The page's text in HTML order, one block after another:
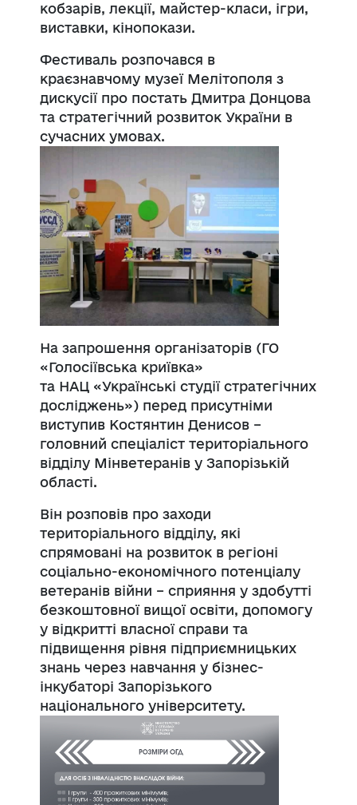
кобзарів, лекції, майстер-класи, ігри,
виставки, кінопокази.
Фестиваль розпочався в
краєзнавчому музеї Мелітополя з
дискусії про постать Дмитра Донцова
та стратегічний розвиток України в
сучасних умовах.
На запрошення організаторів (ГО
«Голосіївська криївка»
та НАЦ «Українські студії стратегічних
досліджень») перед присутніми
виступив Костянтин Денисов –
головний спеціаліст територіального
відділу Мінветеранів у Запорізькій
області.
Він розповів про заходи
територіального відділу, які
спрямовані на розвиток в регіоні
соціально-економічного потенціалу
ветеранів війни – сприяння у здобутті
безкоштовної вищої освіти, допомогу
у відкритті власної справи та
підвищення рівня підприємницьких
знань через навчання у бізнес-
інкубаторі Запорізького
національного університету.